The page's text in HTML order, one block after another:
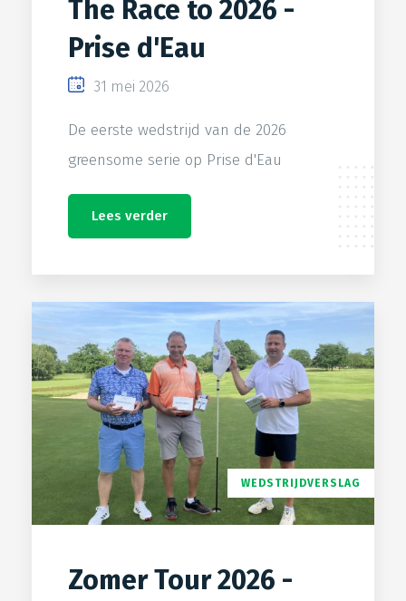
The Race to 2026 -
Prise d'Eau
31 mei 2026
De eerste wedstrijd van de 2026
greensome serie op Prise d'Eau
Lees verder
WEDSTRIJDVERSLAG
Zomer Tour 2026 -